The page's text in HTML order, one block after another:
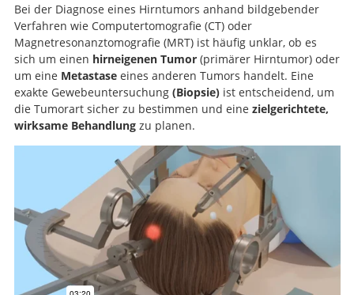
Bei der Diagnose eines Hirntumors anhand bildgebender
Verfahren wie Computertomografie (CT) oder
Magnetresonanztomografie (MRT) ist häufig unklar, ob es
sich um einen hirneigenen Tumor(primärer Hirntumor) oder
um eine Metastaseeines anderen Tumors handelt. Eine
exakte Gewebeuntersuchung(Biopsie)ist entscheidend, um
die Tumorart sicher zu bestimmen und eine zielgerichtete,
wirksame Behandlungzu planen.